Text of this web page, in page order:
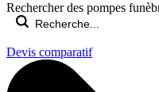
Rechercher des pompes
Devis comparatif